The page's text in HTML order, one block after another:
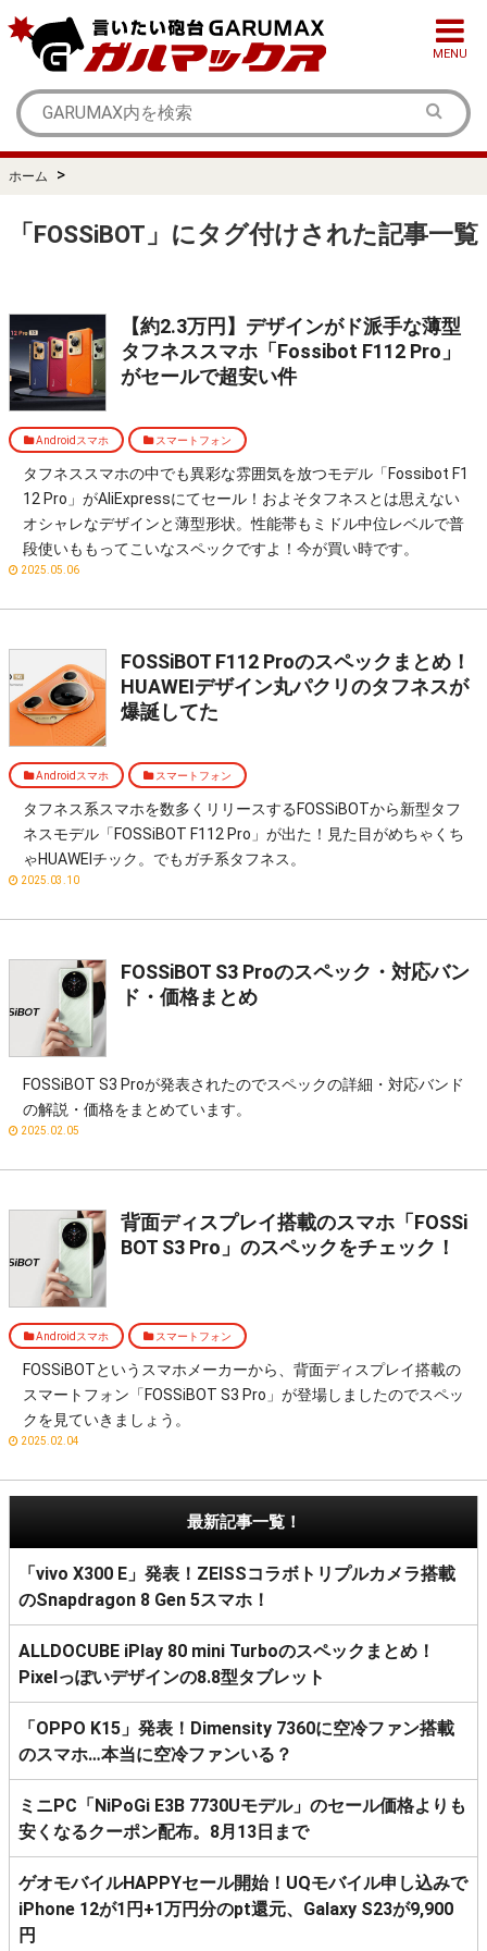
MENU
ホーム >
「FOSSiBOT」にタグ付けされた記事一覧
【約2.3万円】デザインがド派手な薄型
タフネススマホ「Fossibot F112 Pro」
がセールで超安い件
Androidスマホ スマートフォン
タフネススマホの中でも異彩な雰囲気を放つモデル「Fossibot F1
12 Pro」がAliExpressにてセール！およそタフネスとは思えない
オシャレなデザインと薄型形状。性能帯もミドル中位レベルで普
段使いももってこいなスペックですよ！今が買い時です。
2025.05.06
FOSSiBOT F112 Proのスペックまとめ！
HUAWEIデザイン丸パクリのタフネスが
爆誕してた
Androidスマホ スマートフォン
タフネス系スマホを数多くリリースするFOSSiBOTから新型タフ
ネスモデル「FOSSiBOT F112 Pro」が出た！見た目がめちゃくち
ゃHUAWEIチック。でもガチ系タフネス。
2025.03.10
FOSSiBOT S3 Proのスペック・対応バン
ド・価格まとめ
FOSSiBOT S3 Proが発表されたのでスペックの詳細・対応バンド
の解説・価格をまとめています。
2025.02.05
背面ディスプレイ搭載のスマホ「FOSSi
BOT S3 Pro」のスペックをチェック！
Androidスマホ スマートフォン
FOSSiBOTというスマホメーカーから、背面ディスプレイ搭載の
スマートフォン「FOSSiBOT S3 Pro」が登場しましたのでスペッ
クを見ていきましょう。
2025.02.04
最新記事一覧！
「vivo X300 E」発表！ZEISSコラボトリプルカメラ搭載
のSnapdragon 8 Gen 5スマホ！
ALLDOCUBE iPlay 80 mini Turboのスペックまとめ！
Pixelっぽいデザインの8.8型タブレット
「OPPO K15」発表！Dimensity 7360に空冷ファン搭載
のスマホ…本当に空冷ファンいる？
ミニPC「NiPoGi E3B 7730Uモデル」のセール価格よりも
安くなるクーポン配布。8月13日まで
ゲオモバイルHAPPYセール開始！UQモバイル申し込みで
iPhone 12が1円+1万円分のpt還元、Galaxy S23が9,900
円